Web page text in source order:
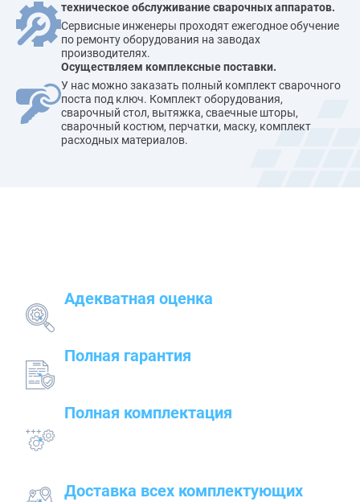
техническое обслуживание сварочных аппаратов.
Сервисные инженеры проходят ежегодное обучение
по ремонту оборудования на заводах
производителях.
Осуществляем комплексные поставки.
У нас можно заказать полный комплект сварочного
поста под ключ. Комплект оборудования,
сварочный стол, вытяжка, сваечные шторы,
сварочный костюм, перчатки, маску, комплект
расходных материалов.
Адекватная оценка
Полная гарантия
Полная комплектация
Доставка всех комплектующих